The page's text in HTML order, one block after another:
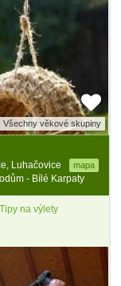
Všechny věkové skupiny
Luhačovice mapa
- Bílé Karpaty
na výlety